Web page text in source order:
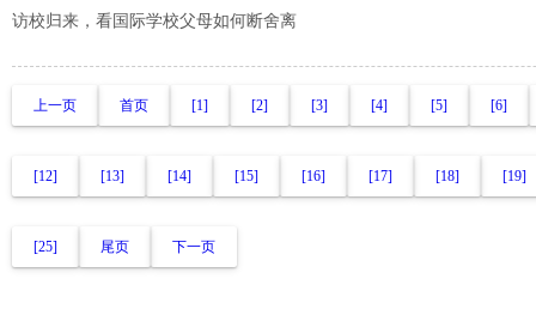
访校归来，看国际学校父母如何断舍离
上一页 首页 [1] [2] [3] [4] [5] [6]
[12] [13] [14] [15] [16] [17] [18] [19]
[25] 尾页 下一页